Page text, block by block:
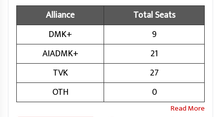
Alliance
Total Seats
DMK+
9
AIADMK+
21
TVK
27
OTH
0